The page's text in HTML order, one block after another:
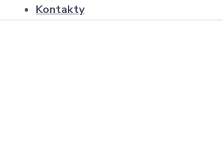
Kontakty